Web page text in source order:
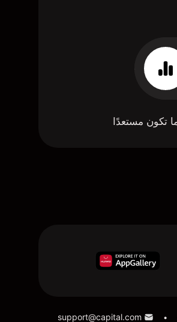
•
support@capital.com